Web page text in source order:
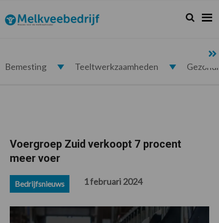
de
hoofdnavigatie
de
hoofd
de
eerste
de
voettekst
Melkveebedrijf.nl Zoeken...
Zoek
Bemesting Teeltwerkzaamheden
Voergroep Zuid verkoopt 7 procent
meer voer
Bedrijfsnieuws 1 februari 2024